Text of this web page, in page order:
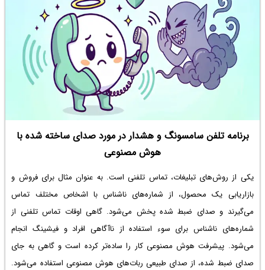
برنامه تلفن سامسونگ و هشدار در مورد صدای ساخته شده با
هوش مصنوعی
یکی از روش‌های تبلیغات، تماس تلفنی است. به عنوان مثال برای فروش و
بازاریابی یک محصول، از شماره‌های ناشناس با اشخاص مختلف تماس
می‌گیرند و صدای ضبط شده پخش می‌شود. گاهی اوقات تماس تلفنی از
شماره‌های ناشناس برای سوء استفاده از ناآگاهی افراد و فیشینگ انجام
می‌شود. پیشرفت هوش مصنوعی کار را ساده‌تر کرده است و گاهی به جای
صدای ضبط شده، از صدای طبیعی ربات‌های هوش مصنوعی استفاده می‌شود.